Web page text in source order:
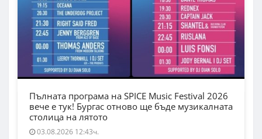
Пълната програма на SPICE Music Festival 2026
вече е тук! Бургас отново ще бъде музикалната
столица на лятото
03.08.2026 12:43ч.